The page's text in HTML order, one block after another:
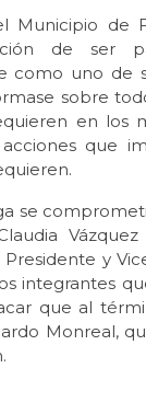
Municipio de
de ser
como uno de
sobre
en los
que
se
Presidente y
integrantes
que al
Monreal,